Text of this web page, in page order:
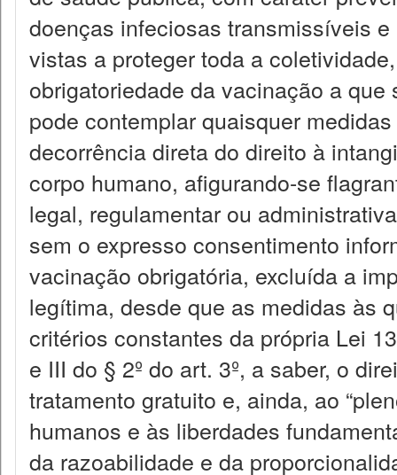
doenças infeciosas transmissíveis
vistas a proteger toda a
obrigatoriedade da vacinação a
pode contemplar quaisquer
decorrência direta do direito à
corpo humano, afigurando-se
legal, regulamentar ou
sem o expresso consentimento
vacinação obrigatória, excluída a
legítima, desde que as medidas às
critérios constantes da própria Lei
e III do § 2º do art. 3º, a saber, o
tratamento gratuito e, ainda, ao
humanos e às liberdades
da razoabilidade e da